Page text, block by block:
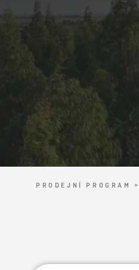
PRODEJNÍ PROGRAM >